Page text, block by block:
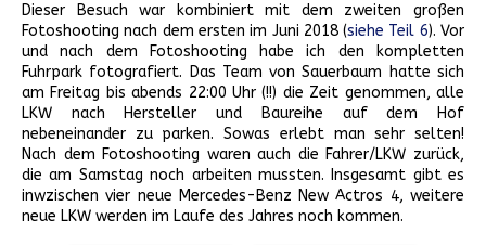
Dieser Besuch war kombiniert mit dem zweiten großen
Fotoshooting nach dem ersten im Juni 2018 (siehe Teil 6). Vor
und nach dem Fotoshooting habe ich den kompletten
Fuhrpark fotografiert. Das Team von Sauerbaum hatte sich
am Freitag bis abends 22:00 Uhr (!!) die Zeit genommen, alle
LKW nach Hersteller und Baureihe auf dem Hof
nebeneinander zu parken. Sowas erlebt man sehr selten!
Nach dem Fotoshooting waren auch die Fahrer/LKW zurück,
die am Samstag noch arbeiten mussten. Insgesamt gibt es
inwzischen vier neue Mercedes-Benz New Actros 4, weitere
neue LKW werden im Laufe des Jahres noch kommen.